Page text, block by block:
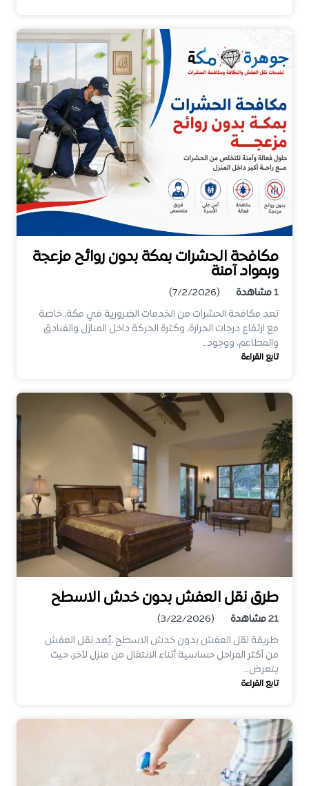
مكافحة الحشرات بمكة بدون روائح مزعجة
وبمواد آمنة
1مشاهدة
(7/2/2026)
تعد مكافحة الحشرات من الخدمات الضرورية في مكة، خاصة
مع ارتفاع درجات الحرارة، وكثرة الحركة داخل المنازل والفنادق
والمطاعم، ووجود…
تابع القراءة
طرق نقل العفش بدون خدش الاسطح
21مشاهدة
(3/22/2026)
طريقة نقل العفش بدون خدش الاسطح ،يُعد نقل العفش
من أكثر المراحل حساسية أثناء الانتقال من منزل لآخر، حيث
يتعرض…
تابع القراءة